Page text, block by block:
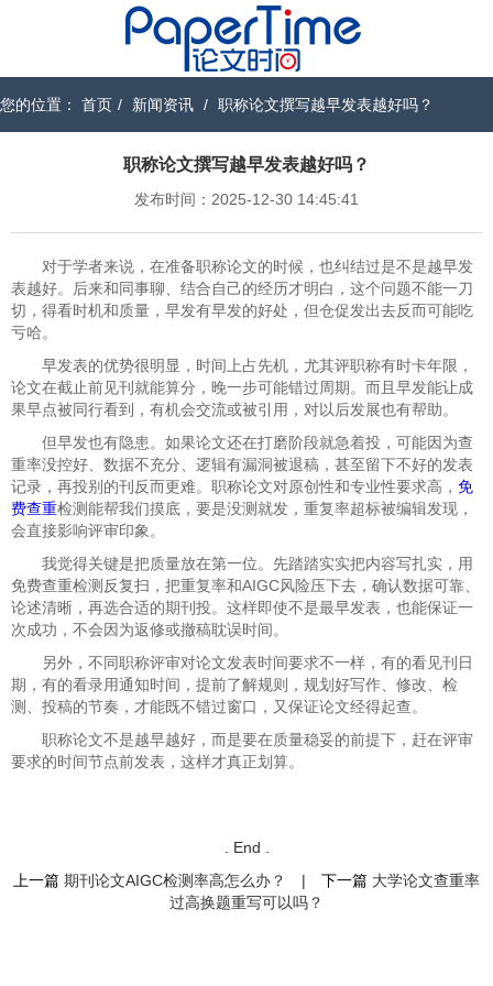
您的位置： 首页 / 新闻资讯 / 职称论文撰写越早发表越好吗？
职称论文撰写越早发表越好吗？
发布时间：2025-12-30 14:45:41
对于学者来说，在准备职称论文的时候，也纠结过是不是越早发
表越好。后来和同事聊、结合自己的经历才明白，这个问题不能一刀
切，得看时机和质量，早发有早发的好处，但仓促发出去反而可能吃
亏哈。
早发表的优势很明显，时间上占先机，尤其评职称有时卡年限，
论文在截止前见刊就能算分，晚一步可能错过周期。而且早发能让成
果早点被同行看到，有机会交流或被引用，对以后发展也有帮助。
但早发也有隐患。如果论文还在打磨阶段就急着投，可能因为查
重率没控好、数据不充分、逻辑有漏洞被退稿，甚至留下不好的发表
记录，再投别的刊反而更难。职称论文对原创性和专业性要求高， 免
费查重检测能帮我们摸底，要是没测就发，重复率超标被编辑发现，
会直接影响评审印象。
我觉得关键是把质量放在第一位。先踏踏实实把内容写扎实，用
免费查重检测反复扫，把重复率和AIGC风险压下去，确认数据可靠、
论述清晰，再选合适的期刊投。这样即使不是最早发表，也能保证一
次成功，不会因为返修或撤稿耽误时间。
另外，不同职称评审对论文发表时间要求不一样，有的看见刊日
期，有的看录用通知时间，提前了解规则，规划好写作、修改、检
测、投稿的节奏，才能既不错过窗口，又保证论文经得起查。
职称论文不是越早越好，而是要在质量稳妥的前提下，赶在评审
要求的时间节点前发表，这样才真正划算。
. End .
上一篇 期刊论文AIGC检测率高怎么办？ | 下一篇 大学论文查重率
过高换题重写可以吗？